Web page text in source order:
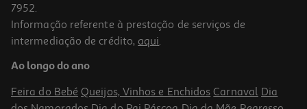
Bebida Vegetal Pleno Soja 1 L
1.79 €/Lt
1,79 €
7952.
Informação referente à prestação de serviços de
intermediação de crédito, aqui.
Ao longo do ano
Feira do Bebé Queijos, Vinhos e Enchidos Carnaval Dia